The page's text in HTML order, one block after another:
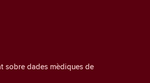
sobre dades mèdiques de